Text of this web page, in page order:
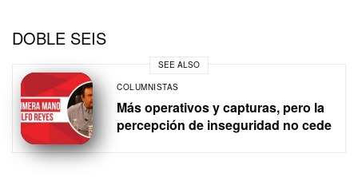
DOBLE SEIS
SEE ALSO
COLUMNISTAS
Más operativos y capturas, pero la
percepción de inseguridad no cede